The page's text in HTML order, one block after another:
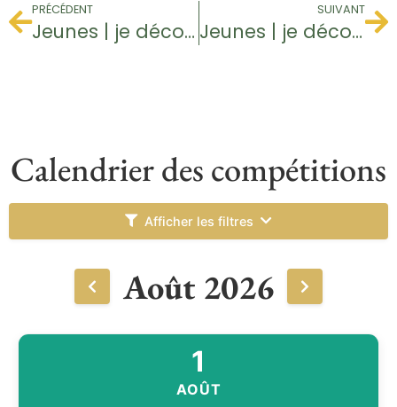
PRÉCÉDENT
Jeunes | je découvre le golf
SUIVANT
Jeunes | je découvre le golf
Calendrier des compétitions
Afficher les filtres
Août 2026
1
AOÛT